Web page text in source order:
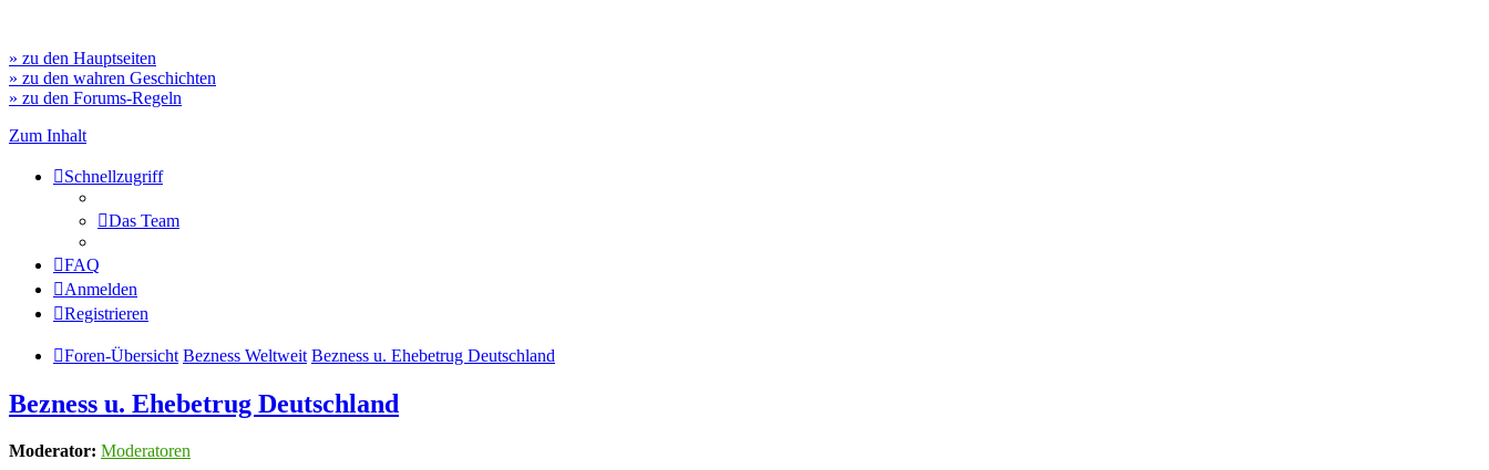
» zu den Hauptseiten
» zu den wahren Geschichten
» zu den Forums-Regeln
Zum Inhalt
Schnellzugriff
Das Team
FAQ
Anmelden
Registrieren
Foren-Übersicht Bezness Weltweit Bezness u. Ehebetrug Deutschland
Bezness u. Ehebetrug Deutschland
Moderator: Moderatoren